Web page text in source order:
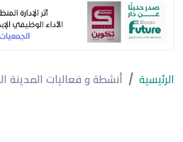
الرئيسية أنشطة و فعاليات المدينة